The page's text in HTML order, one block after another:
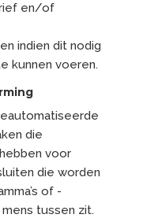
en/of
indien dit nodig
kunnen voeren.
die
voor
die worden
of -
tussen zit.